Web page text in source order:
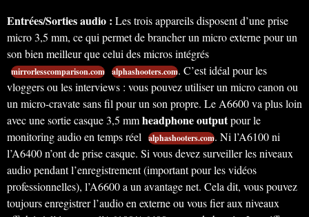
Entrées/Sorties audio : Les trois appareils disposent d’une prise
micro 3,5 mm, ce qui permet de brancher un micro externe pour un
son bien meilleur que celui des micros intégrés
mirrorlesscomparison.com alphashooters.com. C’est idéal pour les
vloggers ou les interviews : vous pouvez utiliser un micro canon ou
un micro-cravate sans fil pour un son propre. LeA6600 va plus loin
avec une sortie casque 3,5 mmheadphone outputpour le
monitoring audio en temps réel alphashooters.com. Ni l’A6100 ni
l’A6400 n’ont de prise casque. Si vous devez surveiller les niveaux
audio pendant l’enregistrement (important pour les vidéos
professionnelles), l’A6600 a un avantage net. Cela dit, vous pouvez
toujours enregistrer l’audio en externe ou vous fier aux niveaux